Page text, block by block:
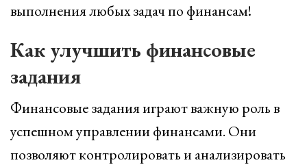
выполнения любых задач по финансам!
Как улучшить финансовые
задания
Финансовые задания играют важную роль в
успешном управлении финансами. Они
позволяют контролировать и анализировать